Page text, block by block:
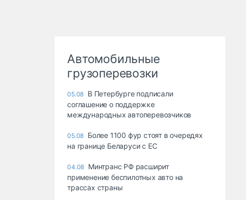
Автомобильные
грузоперевозки
05.08 В Петербурге подписали
соглашение о поддержке
международных автоперевозчиков
05.08 Более 1100 фур стоят в очередях
на границе Беларуси с ЕС
04.08 Минтранс РФ расширит
применение беспилотных авто на
трассах страны